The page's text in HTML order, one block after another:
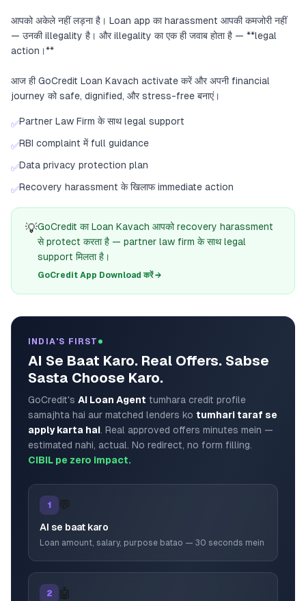
आपको अकेले नहीं लड़ना है। Loan app का harassment आपकी कमजोरी नहीं
— उनकी illegality है। और illegality का एक ही जवाब होता है — **legal
action।**
आज ही GoCredit Loan Kavach activate करें और अपनी financial
journey को safe, dignified, और stress-free बनाएं।
✅Partner Law Firm के साथ legal support
✅RBI complaint में full guidance
✅Data privacy protection plan
✅Recovery harassment के खिलाफ immediate action
💡GoCredit का Loan Kavach आपको recovery harassment
से protect करता है — partner law firm के साथ legal
support मिलता है।
GoCredit App Download करें →
INDIA'S FIRST
AI Se Baat Karo. Real Offers. Sabse
Sasta Choose Karo.
GoCredit's AI Loan Agent tumhara credit profile
samajhta hai aur matched lenders ko tumhari taraf se
apply karta hai. Real approved offers minutes mein —
estimated nahi, actual. No redirect, no form filling.
CIBIL pe zero impact.
1 💬
AI se baat karo
Loan amount, salary, purpose batao — 30 seconds mein
2 🤖